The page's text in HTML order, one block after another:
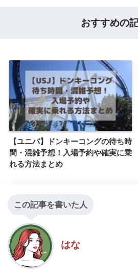
おすすめの
【ユニバ】ドンキーコングの待ち時
間・混雑予想！入場予約や確実に乗
れる方法まとめ
この記事を書いた人
はな